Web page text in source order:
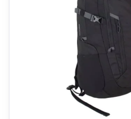
Selain itu, tas kerja ransel
dengan saku di bagian
cukup besar, sehingga
barang-barang yang sering
seperti, HP, notes, dompet
Terdapat saku bagian
kamu gunakan untuk
minum. Meski dibanderol